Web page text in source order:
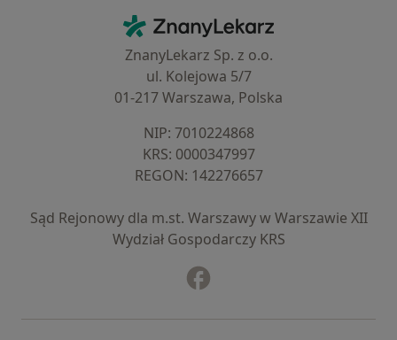
ZnanyLekarz - Strona główna
ZnanyLekarz Sp. z o.o.
ul. Kolejowa 5/7
01-217 Warszawa, Polska
NIP: ⁠7010224868
KRS: ⁠0000347997
REGON: ⁠142276657
Sąd Rejonowy dla m.st. Warszawy w Warszawie XII
Wydział Gospodarczy KRS